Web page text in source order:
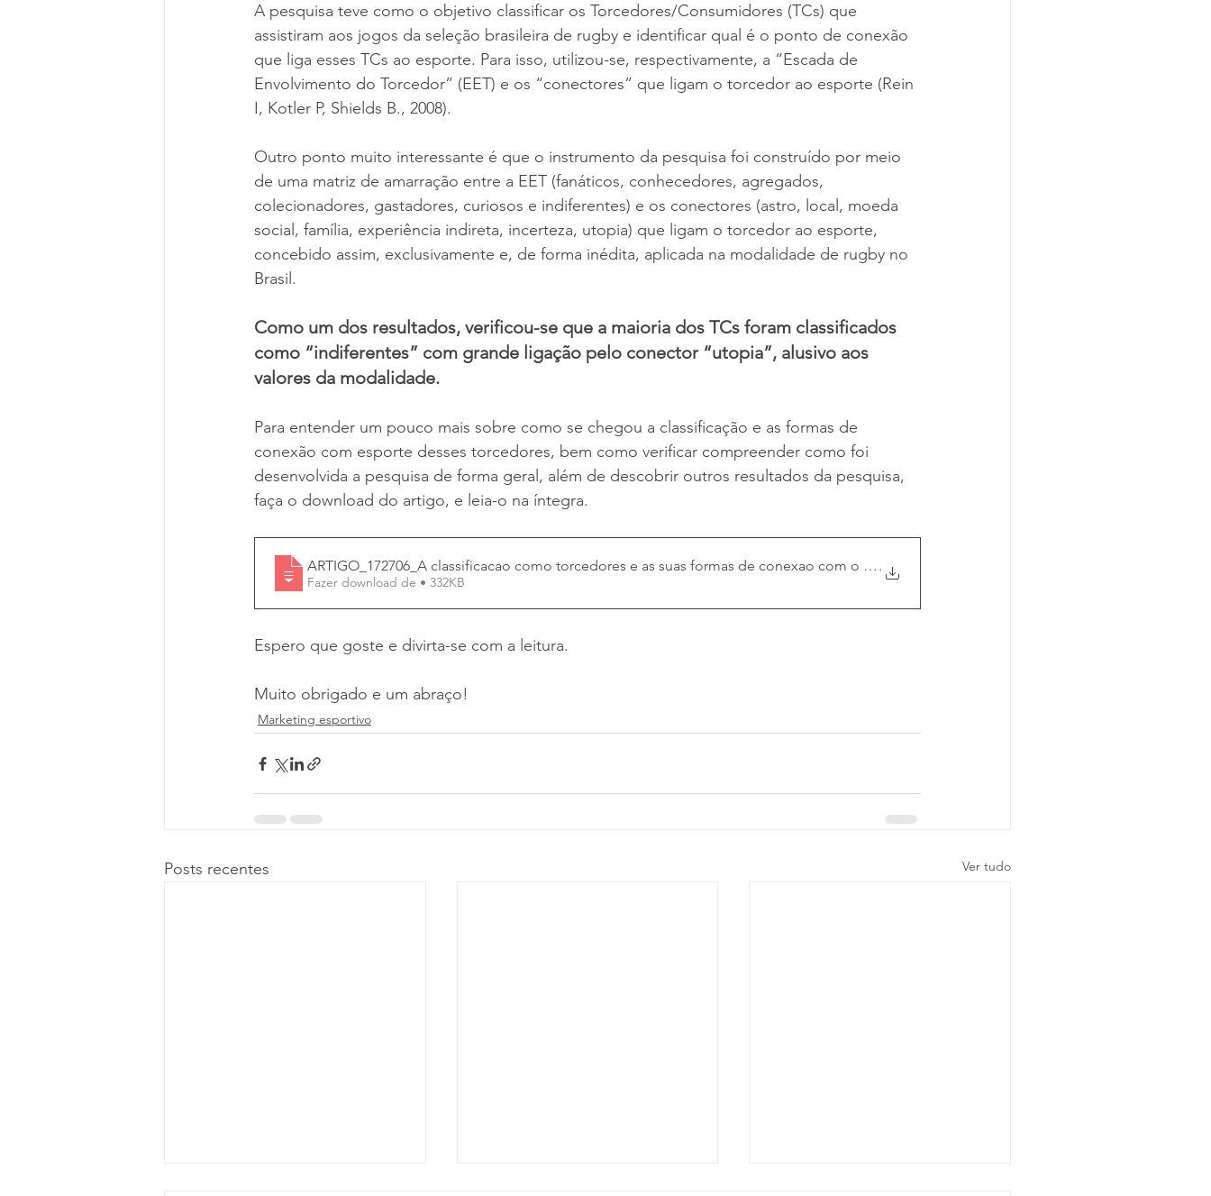
A pesquisa teve como o objetivo classificar os Torcedores/Consumidores (TCs) que
assistiram aos jogos da seleção brasileira de rugby e identificar qual é o ponto de conexão
que liga esses TCs ao esporte. Para isso, utilizou-se, respectivamente, a “Escada de
Envolvimento do Torcedor” (EET) e os “conectores” que ligam o torcedor ao esporte (Rein
I, Kotler P, Shields B., 2008).
Outro ponto muito interessante é que o instrumento da pesquisa foi construído por meio
de uma matriz de amarração entre a EET (fanáticos, conhecedores, agregados,
colecionadores, gastadores, curiosos e indiferentes) e os conectores (astro, local, moeda
social, família, experiência indireta, incerteza, utopia) que ligam o torcedor ao esporte,
concebido assim, exclusivamente e, de forma inédita, aplicada na modalidade de rugby no
Brasil.
Como um dos resultados, verificou-se que a maioria dos TCs foram classificados
como “indiferentes” com grande ligação pelo conector “utopia”, alusivo aos
valores da modalidade.
Para entender um pouco mais sobre como se chegou a classificação e as formas de
conexão com esporte desses torcedores, bem como verificar compreender como foi
desenvolvida a pesquisa de forma geral, além de descobrir outros resultados da pesquisa,
faça o download do artigo, e leia-o na íntegra.
ARTIGO_172706_A classificacao como torcedores e as suas formas de conexao com o esporte_VE
.
Fazer download de • 332KB
Espero que goste e divirta-se com a leitura.
Muito obrigado e um abraço!
Marketing esportivo
Posts recentes Ver tudo